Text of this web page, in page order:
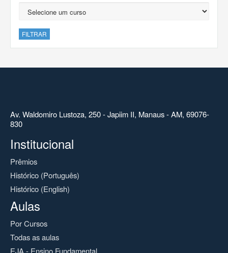
FILTRAR
Av. Waldomiro Lustoza, 250 - Japiim II, Manaus - AM, 69076-
830
Institucional
Prêmios
Histórico (Português)
Histórico (English)
Aulas
Por Cursos
Todas as aulas
EJA - Ensino Fundamental